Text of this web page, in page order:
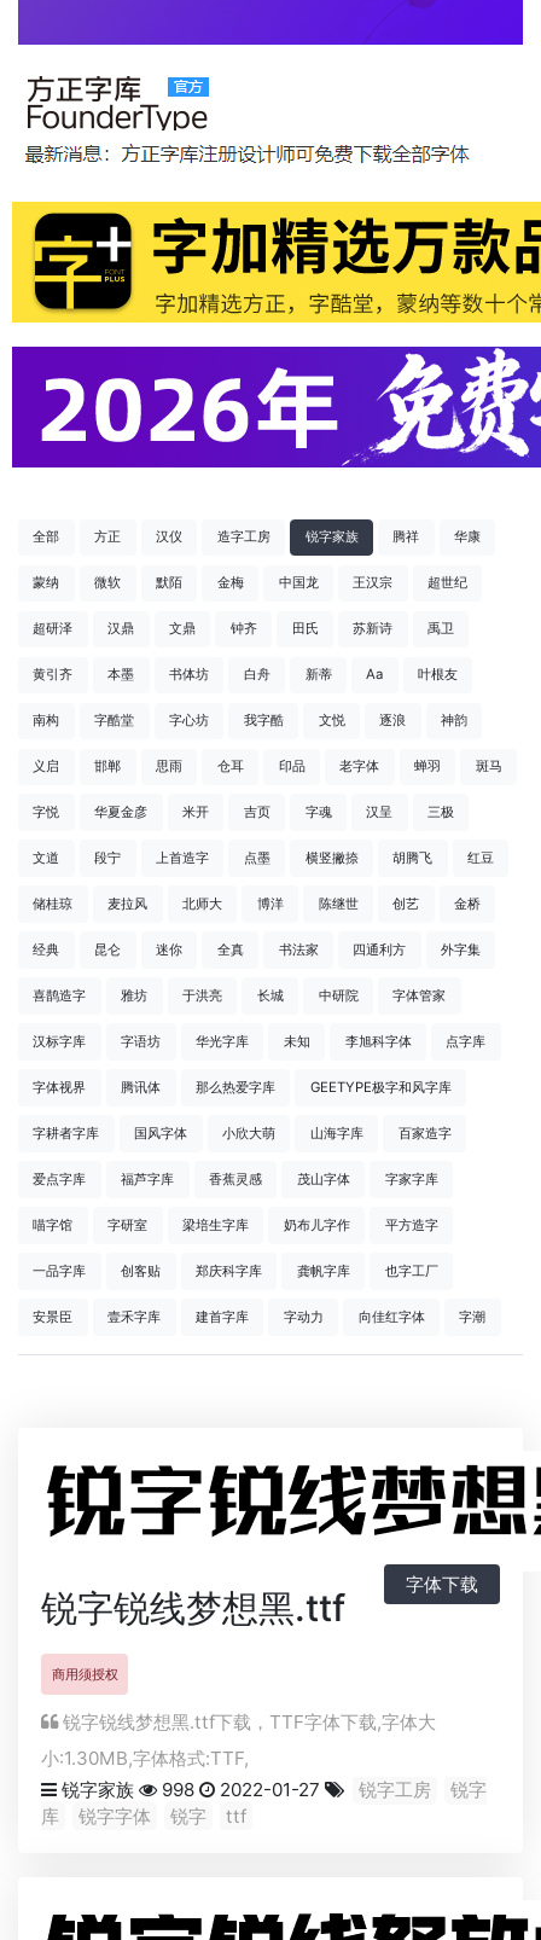
全部 方正 汉仪 造字工房 锐字家族 腾祥 华康
蒙纳 微软 默陌 金梅 中国龙 王汉宗 超世纪
超研泽 汉鼎 文鼎 钟齐 田氏 苏新诗 禹卫
黄引齐 本墨 书体坊 白舟 新蒂 Aa 叶根友
南构 字酷堂 字心坊 我字酷 文悦 逐浪 神韵
义启 邯郸 思雨 仓耳 印品 老字体 蝉羽 斑马
字悦 华夏金彦 米开 吉页 字魂 汉呈 三极
文道 段宁 上首造字 点墨 横竖撇捺 胡腾飞 红豆
储桂琼 麦拉风 北师大 博洋 陈继世 创艺 金桥
经典 昆仑 迷你 全真 书法家 四通利方 外字集
喜鹊造字 雅坊 于洪亮 长城 中研院 字体管家
汉标字库 字语坊 华光字库 未知 李旭科字体 点字库
字体视界 腾讯体 那么热爱字库 GEETYPE极字和风字库
字耕者字库 国风字体 小欣大萌 山海字库 百家造字
爱点字库 福芦字库 香蕉灵感 茂山字体 字家字库
喵字馆 字研室 梁培生字库 奶布儿字作 平方造字
一品字库 创客贴 郑庆科字库 龚帆字库 也字工厂
安景臣 壹禾字库 建首字库 字动力 向佳红字体 字潮
锐字锐线梦想黑.ttf
字体下载
商用须授权
锐字锐线梦想黑.ttf下载， TTF字体下载,字体大
小:1.30MB,字体格式:TTF,
锐字家族
998 2022-01-27 锐字工房
锐字
库
锐字字体 锐字 ttf